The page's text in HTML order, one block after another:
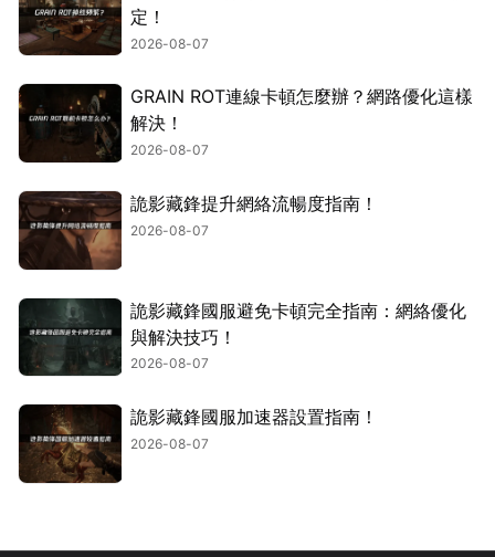
定！
2026-08-07
GRAIN ROT連線卡頓怎麼辦？網路優化這樣
解決！
2026-08-07
詭影藏鋒提升網絡流暢度指南！
2026-08-07
詭影藏鋒國服避免卡頓完全指南：網絡優化
與解決技巧！
2026-08-07
詭影藏鋒國服加速器設置指南！
2026-08-07